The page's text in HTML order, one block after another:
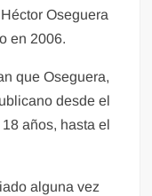
Oseguera
en 2006.
que Oseguera,
desde el
años, hasta el
alguna vez